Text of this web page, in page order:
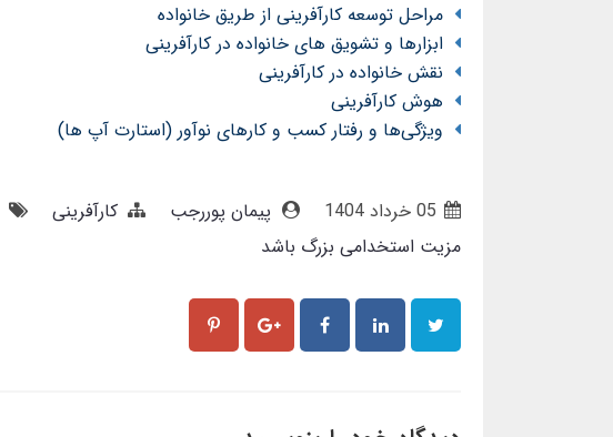
مراحل توسعه کارآفرینی از طریق خانواده
ابزارها و تشویق های خانواده در کارآفرینی
نقش خانواده در کارآفرینی
هوش کارآفرینی
ویژگی‌ها و رفتار کسب و کارهای نوآور (استارت آپ ها)
پیمان پوررجب کارآفرینی
مزیت استخدامی بزرگ باشد